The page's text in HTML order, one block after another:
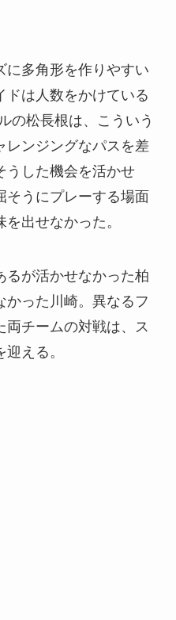
多角形を作りやすい
ドは人数をかけている
の松長根は、こういう
レンジングなパスを差
うした機会を活かせ
そうにプレーする場面
出せなかった。
が活かせなかった柏
かった川崎。異なるフ
両チームの対戦は、ス
える。